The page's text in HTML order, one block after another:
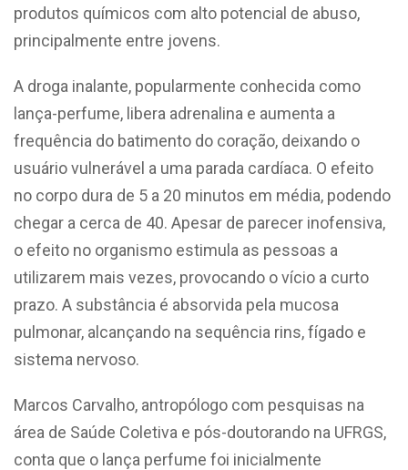
produtos químicos com alto potencial de abuso,
principalmente entre jovens.
A droga inalante, popularmente conhecida como
lança-perfume, libera adrenalina e aumenta a
frequência do batimento do coração, deixando o
usuário vulnerável a uma parada cardíaca. O efeito
no corpo dura de 5 a 20 minutos em média, podendo
chegar a cerca de 40. Apesar de parecer inofensiva,
o efeito no organismo estimula as pessoas a
utilizarem mais vezes, provocando o vício a curto
prazo. A substância é absorvida pela mucosa
pulmonar, alcançando na sequência rins, fígado e
sistema nervoso.
Marcos Carvalho, antropólogo com pesquisas na
área de Saúde Coletiva e pós-doutorando na UFRGS,
conta que o lança perfume foi inicialmente